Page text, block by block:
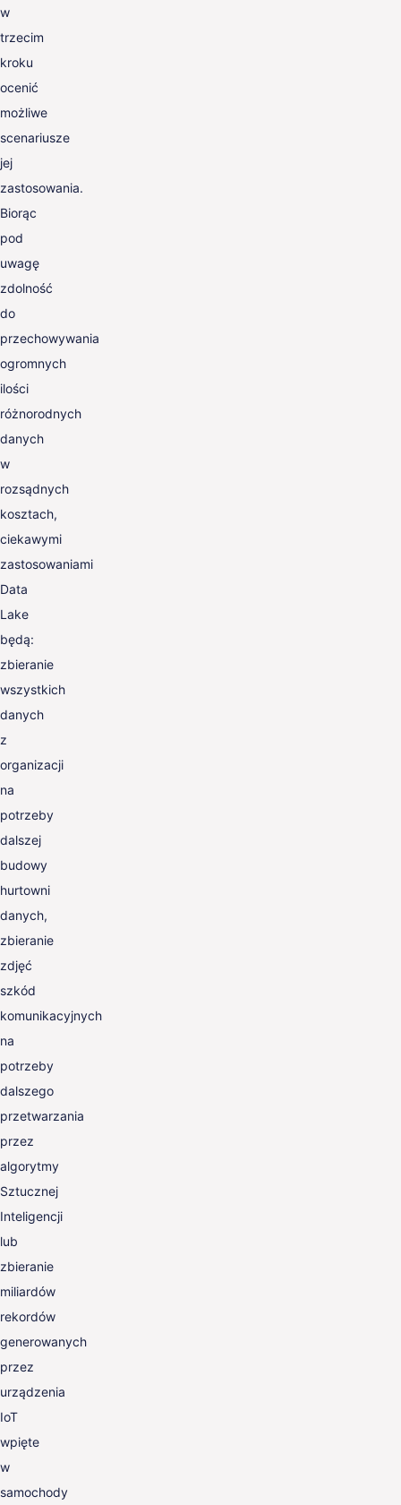
w
trzecim
kroku
ocenić
możliwe
scenariusze
jej
zastosowania.
Biorąc
pod
uwagę
zdolność
do
przechowywania
ogromnych
ilości
różnorodnych
danych
w
rozsądnych
kosztach,
ciekawymi
zastosowaniami
Data
Lake
będą:
zbieranie
wszystkich
danych
z
organizacji
na
potrzeby
dalszej
budowy
hurtowni
danych,
zbieranie
zdjęć
szkód
komunikacyjnych
na
potrzeby
dalszego
przetwarzania
przez
algorytmy
Sztucznej
Inteligencji
lub
zbieranie
miliardów
rekordów
generowanych
przez
urządzenia
IoT
wpięte
w
samochody